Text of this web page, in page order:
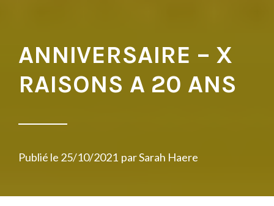
ANNIVERSAIRE – X
RAISONS A 20 ANS
Publié le 25/10/2021 parSarah Haere